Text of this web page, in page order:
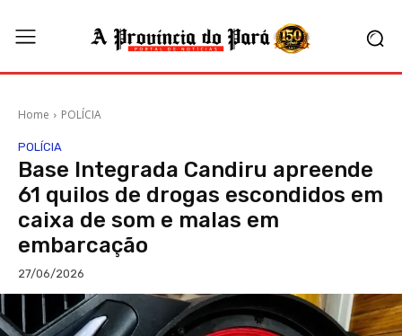
Home POLÍCIA
POLÍCIA
Base Integrada Candiru apreende
61 quilos de drogas escondidos em
caixa de som e malas em
embarcação
27/06/2026